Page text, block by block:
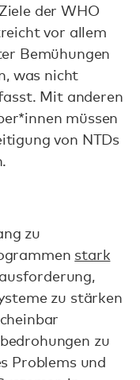
der WHO
vor allem
Bemühungen
was nicht
Mit anderen
müssen
von NTDs
zu
stark
zu stärken
zu
Problems und